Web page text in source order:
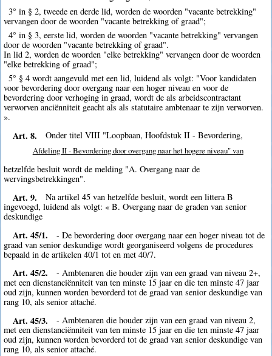
3° in § 2, tweede en derde lid, worden de woorden "vacante betrekking"
vervangen door de woorden "vacante betrekking of graad";
4° in § 3, eerste lid, worden de woorden "vacante betrekking" vervangen
door de woorden "vacante betrekking of graad".
In lid 2, worden de woorden "elke betrekking" vervangen door de woorden
"elke betrekking of graad";
5° § 4 wordt aangevuld met een lid, luidend als volgt: "Voor kandidaten
voor bevordering door overgang naar een hoger niveau en voor de
bevordering door verhoging in graad, wordt de als arbeidscontractant
verworven anciënniteit geacht als als statutaire ambtenaar te zijn verworven.
».
Art. 8. Onder titel VIII "Loopbaan, Hoofdstuk II - Bevordering,
Afdeling II - Bevordering door overgang naar het hogere niveau" van
hetzelfde besluit wordt de melding "A. Overgang naar de
wervingsbetrekkingen".
Art. 9.
Na artikel 45 van hetzelfde besluit, wordt een littera B
ingevoegd, luidend als volgt: « B. Overgang naar de graden van senior
deskundige
Art. 45/1.
- De bevordering door overgang naar een hoger niveau tot de
graad van senior deskundige wordt georganiseerd volgens de procedures
bepaald in de artikelen 40/1 tot en met 40/7.
Art. 45/2.
- Ambtenaren die houder zijn van een graad van niveau 2+,
met een dienstanciënniteit van ten minste 15 jaar en die ten minste 47 jaar
oud zijn, kunnen worden bevorderd tot de graad van senior deskundige van
rang 10, als senior attaché.
Art. 45/3.
- Ambtenaren die houder zijn van een graad van niveau 2,
met een dienstanciënniteit van ten minste 15 jaar en die ten minste 47 jaar
oud zijn, kunnen worden bevorderd tot de graad van senior deskundige van
rang 10, als senior attaché.